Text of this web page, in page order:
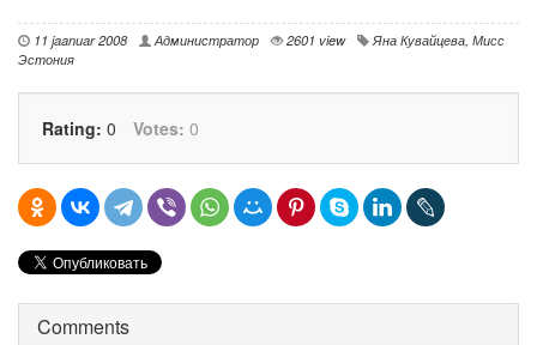
11 jaanuar 2008 Администратор 2601 view Яна Кувайцева, Мисс
Эстония
Rating: 0 Votes: 0
Comments